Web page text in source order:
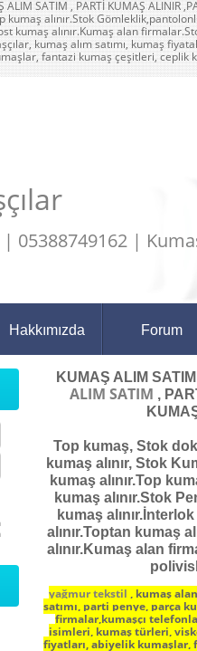
SATIM , PARTİ KUMAŞ ALINIR
kumaş alınır.Stok
kumaş alınır.Kumaş alan
kumaş alım satımı, kumaş
fantazi kumaş çeşitleri, ceplik
| 05388749162 |
Hakkımızda Forum
KUMAŞ ALIM
ALIM SATIM ,
Top kumaş, Stok
kumaş alınır, Stok
kumaş alınır.Top
kumaş alınır.Stok
kumaş
alınır.Toptan kumaş
alınır.Kumaş alan
yağmur tekstil , kumaş
satımı, parti penye, parça
firmalar,kumaşçı
isimleri, kumaş türleri,
fiyatları, abiyelik kumaşlar,